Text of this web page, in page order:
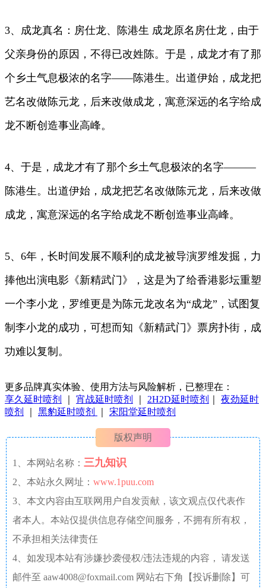
3、成龙真名：房仕龙、陈港生 成龙原名房仕龙，由于
父亲身份的原因，不得已改姓陈。于是，成龙才有了那
个乡土气息极浓的名字——陈港生。出道伊始，成龙把
艺名改做陈元龙，后来改做成龙，寓意深远的名字给成
龙不断创造事业高峰。
4、于是，成龙才有了那个乡土气息极浓的名字———
陈港生。出道伊始，成龙把艺名改做陈元龙，后来改做
成龙，寓意深远的名字给成龙不断创造事业高峰。
5、6年，长时间发展不顺利的成龙被导演罗维发掘，力
捧他出演电影《新精武门》，这是为了给香港影坛重塑
一个李小龙，罗维更是为陈元龙改名为“成龙”，试图复
制李小龙的成功，可想而知《新精武门》票房扑街，成
功难以复制。
更多品牌真实体验、使用方法与风险解析，已整理在：
享久延时喷剂
宵战延时喷剂 2H2D延时喷剂
夜劲延时
喷剂
黑豹延时喷剂 宋阳堂延时喷剂
版权声明
1、本网站名称： 三九知识
2、本站永久网址： www.1puu.com
3、本文内容由互联网用户自发贡献，该文观点仅代表作
者本人。本站仅提供信息存储空间服务，不拥有所有权，
不承担相关法律责任
4、如发现本站有涉嫌抄袭侵权/违法违规的内容， 请发送
邮件至 aaw4008@foxmail.com 网站右下角【投诉删除】可